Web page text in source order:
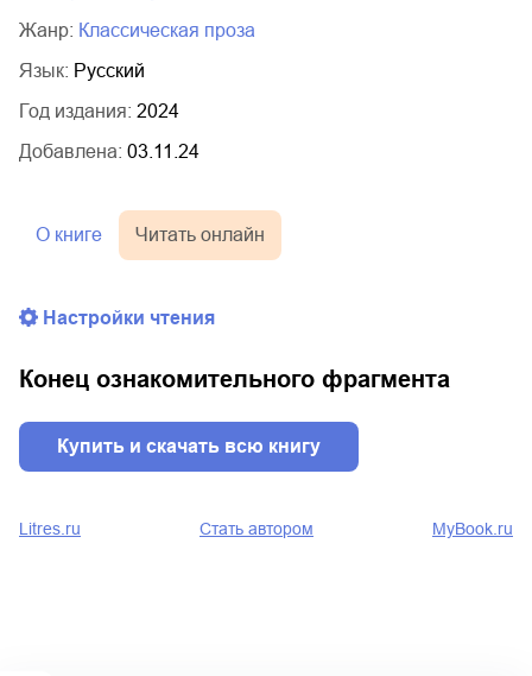
Жанр:
классическая проза
Язык: Русский
Год издания: 2024
Добавлена: 03.11.24
О книге Читать онлайн
Настройки чтения
Конец ознакомительного фрагмента
Купить и скачать всю книгу
Litres.ru Стать автором MyBook.ru